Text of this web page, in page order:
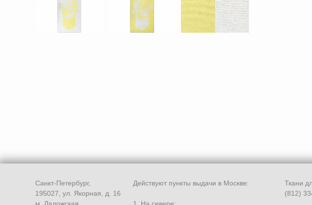
Санкт-Петербург,
195027, ул. Якорная, д. 16
Действуют пункты выдачи в Москве:
Ткани
(812)